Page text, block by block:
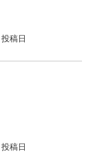
投稿日
投稿日